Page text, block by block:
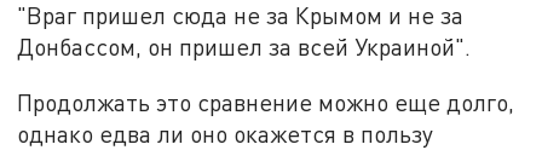
"Враг пришел сюда не за Крымом и не за
Донбассом, он пришел за всей Украиной".
Продолжать это сравнение можно еще долго,
однако едва ли оно окажется в пользу